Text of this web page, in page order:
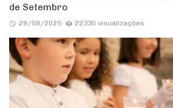
de Setembro
29/09/2025 22330 visualizações